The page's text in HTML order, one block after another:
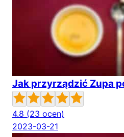
Jak przyrządzić Zupa
4.8 (23 ocen)
2023-03-21